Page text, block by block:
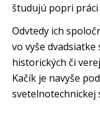
študujú popri práci
Odvtedy ich
vo vyše dvadsiatke
historických či
Kačík je navyše
svetelnotechnickej